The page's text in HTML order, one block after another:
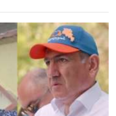
ենք». աղջիկները՝